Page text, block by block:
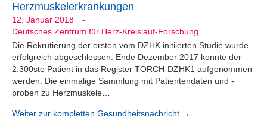
Herzmuskelerkrankungen
12. Januar 2018
-
Deutsches Zentrum für Herz-Kreislauf-Forschung
Die Rekrutierung der ersten vom DZHK initiierten Studie wurde
erfolgreich abgeschlossen. Ende Dezember 2017 konnte der
2.300ste Patient in das Register TORCH-DZHK1 aufgenommen
werden. Die einmalige Sammlung mit Patientendaten und -
proben zu Herzmuskele…
Weiter zur kompletten Gesundheitsnachricht →